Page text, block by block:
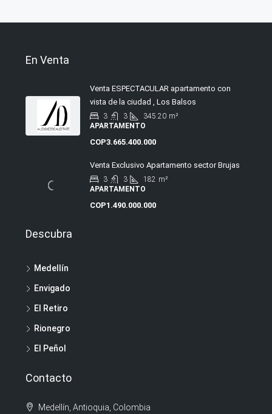
En Venta
Venta ESPECTACULAR apartamento con
vista de la ciudad , Los Balsos
3 3 345.20 m²
APARTAMENTO
COP3.665.400.000
Venta Exclusivo Apartamento sector Brujas
3 3 182 m²
APARTAMENTO
COP1.490.000.000
Descubra
Medellín
Envigado
El Retiro
Rionegro
El Peñol
Contacto
Medellín, Antioquia, Colombia